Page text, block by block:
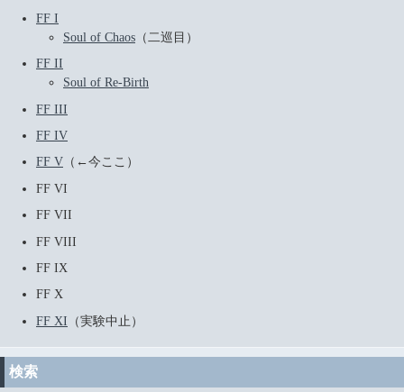
FF I
Soul of Chaos （二巡目）
FF II
Soul of Re-Birth
FF III
FF IV
FF V （←今ここ）
FF VI
FF VII
FF VIII
FF IX
FF X
FF XI （実験中止）
検索